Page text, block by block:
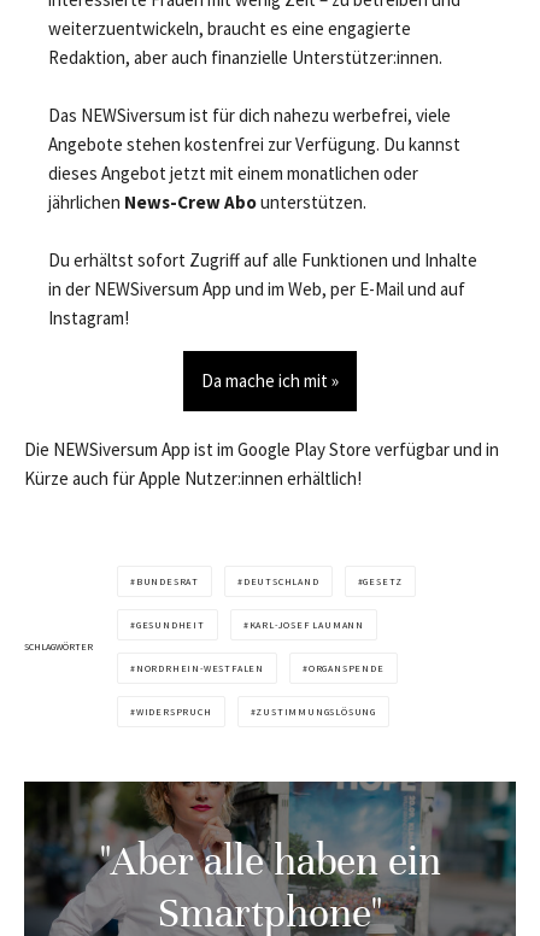
weiterzuentwickeln, braucht es eine engagierte
Redaktion, aber auch finanzielle Unterstützer:innen.
Das NEWSiversum ist für dich nahezu werbefrei, viele
Angebote stehen kostenfrei zur Verfügung. Du kannst
dieses Angebot jetzt mit einem monatlichen oder
jährlichen News-Crew Abounterstützen.
Du erhältst sofort Zugriff auf alle Funktionen und Inhalte
in der NEWSiversum App und im Web, per E-Mail und auf
Instagram!
Da mache ich mit »
Die NEWSiversum App ist im Google Play Store verfügbar und in
Kürze auch für Apple Nutzer:innen erhältlich!
SCHLAGWÖRTER
BUNDESRAT DEUTSCHLAND GESETZ
GESUNDHEIT KARL-JOSEF LAUMANN
NORDRHEIN-WESTFALEN ORGANSPENDE
WIDERSPRUCH ZUSTIMMUNGSLÖSUNG
"Aber alle haben ein
Smartphone"